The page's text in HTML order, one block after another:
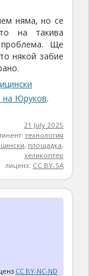
няма, но се
на такива
проблема. Ще
някой забие
на Юруков.
21 July 2025
технология
, площадка,
хеликоптер
лиценз: CC BY-SA
CC BY-NC-ND